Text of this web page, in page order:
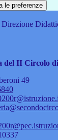
le preferenze
Direzione
del II Circolo
49